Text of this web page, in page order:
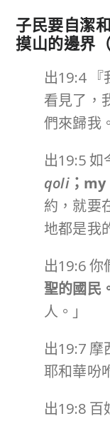
子民要自潔
摸山的邊界
出19:4 『
看見了，
們來歸我。
出19:5 如
qoli； my
約，就要
地都是我
出19:6 你
聖的國民
人。」
出19:7 摩
耶和華吩
出19:8 百